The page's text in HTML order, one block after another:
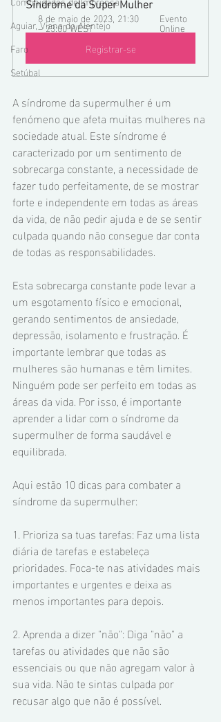
Aguiar, Viana do Alentejo
Faro
Setúbal
8 de maio de 2023, 21:30
– 23:00 WEST
Evento
Online
Registrar-se
A síndrome da supermulher é um
fenómeno que afeta muitas mulheres na
sociedade atual. Este síndrome é
caracterizado por um sentimento de
sobrecarga constante, a necessidade de
fazer tudo perfeitamente, de se mostrar
forte e independente em todas as áreas
da vida, de não pedir ajuda e de se sentir
culpada quando não consegue dar conta
de todas as responsabilidades.
Esta sobrecarga constante pode levar a
um esgotamento físico e emocional,
gerando sentimentos de ansiedade,
depressão, isolamento e frustração. É
importante lembrar que todas as
mulheres são humanas e têm limites.
Ninguém pode ser perfeito em todas as
áreas da vida. Por isso, é importante
aprender a lidar com o síndrome da
supermulher de forma saudável e
equilibrada.
Aqui estão 10 dicas para combater a
síndrome da supermulher:
1. Prioriza sa tuas tarefas: Faz uma lista
diária de tarefas e estabeleça
prioridades. Foca-te nas atividades mais
importantes e urgentes e deixa as
menos importantes para depois.
2. Aprenda a dizer "não": Diga "não" a
tarefas ou atividades que não são
essenciais ou que não agregam valor à
sua vida. Não te sintas culpada por
recusar algo que não é possível.